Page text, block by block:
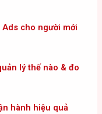
cho người mới
lý thế nào & đo
hành hiệu quả